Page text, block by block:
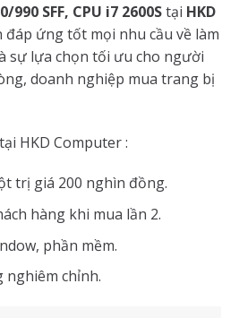
SFF, CPU i7 2600Stại HKD
đáp ứng tốt mọi nhu cầu về làm
sự lựa chọn tối ưu cho người
doanh nghiệp mua trang bị
HKD Computer :
trị giá 200 nghìn đồng.
hàng khi mua lần 2.
phần mềm.
nghiêm chỉnh.